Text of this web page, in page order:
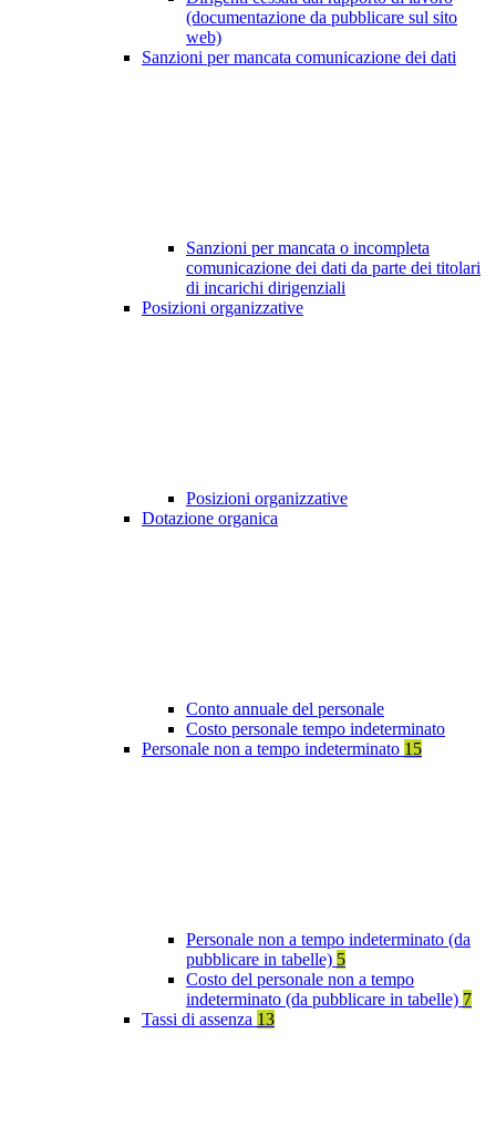
(documentazione da pubblicare sul sito
web)
Sanzioni per mancata comunicazione dei dati
Sanzioni per mancata o incompleta
comunicazione dei dati da parte dei titolari
di incarichi dirigenziali
Posizioni organizzative
Posizioni organizzative
Dotazione organica
Conto annuale del personale
Costo personale tempo indeterminato
Personale non a tempo indeterminato 15
Personale non a tempo indeterminato (da
pubblicare in tabelle) 5
Costo del personale non a tempo
indeterminato (da pubblicare in tabelle) 7
Tassi di assenza 13